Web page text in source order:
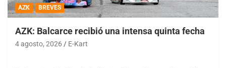
AZK BREVES
AZK: Balcarce recibió una intensa quinta fecha
4 agosto, 2026 E-Kart